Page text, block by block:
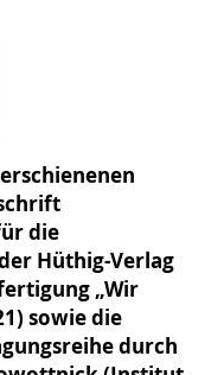
die
Hüthig-Verlag
„Wir
sowie die
durch